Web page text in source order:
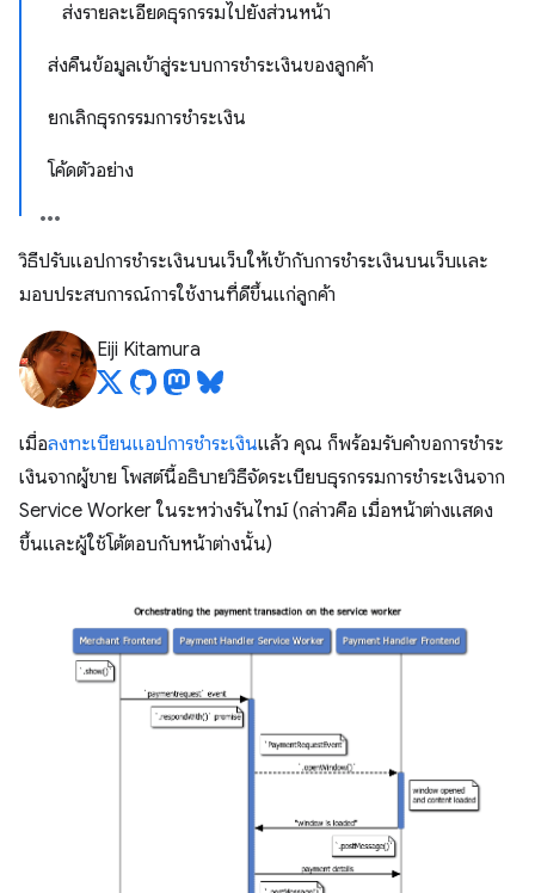
ส่งรายละเอียดธุรกรรมไปยังส่วนหน้า
ส่งคืนข้อมูลเข้าสู่ระบบการชำระเงินของลูกค้า
ยกเลิกธุรกรรมการชำระเงิน
โค้ดตัวอย่าง
วิธีปรับแอปการชำระเงินบนเว็บให้เข้ากับการชำระเงินบนเว็บและ
มอบประสบการณ์การใช้งานที่ดีขึ้นแก่ลูกค้า
Eiji Kitamura
เมื่อลงทะเบียนแอปการชำระเงินแล้ว คุณ ก็พร้อมรับคำขอการชำระ
เงินจากผู้ขาย โพสต์นี้อธิบายวิธีจัดระเบียบธุรกรรมการชำระเงินจาก
Service Worker ในระหว่างรันไทม์ (กล่าวคือ เมื่อหน้าต่างแสดง
ขึ้นและผู้ใช้โต้ตอบกับหน้าต่างนั้น)